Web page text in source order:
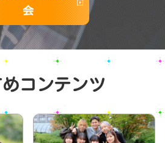
会
コンテンツ